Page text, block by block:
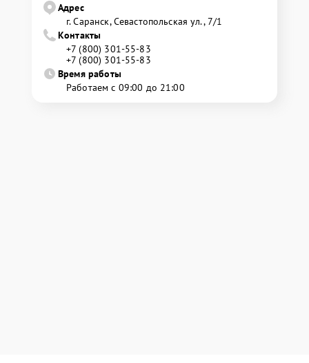
Адрес
г. Саранск, Севастопольская ул., 7/1
Контакты
+7 (800) 301-55-83
+7 (800) 301-55-83
Время работы
Работаем с 09:00 до 21:00